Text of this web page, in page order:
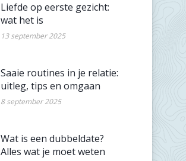
Liefde op eerste gezicht:
wat het is
13 september 2025
Saaie routines in je relatie:
uitleg, tips en omgaan
8 september 2025
Wat is een dubbeldate?
Alles wat je moet weten